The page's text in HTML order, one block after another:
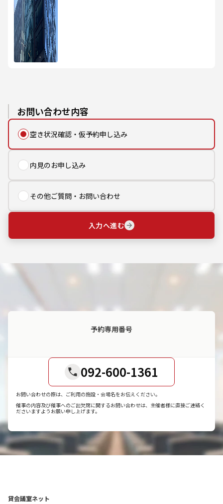
お問い合わせ内容
空き状況確認・仮予約申し込み
内見のお申し込み
その他ご質問・お問い合わせ
入力へ進む
予約専用番号
092-600-1361
お問い合わせの際は、ご利用の施設・会場名をお伝えください。
催事の内容及び催事へのご出欠席に関するお問い合わせは、主催者様に直接ご連絡く
ださいますようお願い申し上げます。
貸会議室ネット